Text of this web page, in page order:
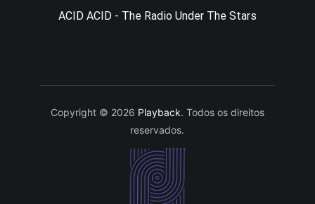
ACID ACID - The Radio Under The Stars
Copyright © 2026 Playback. Todos os direitos
reservados.